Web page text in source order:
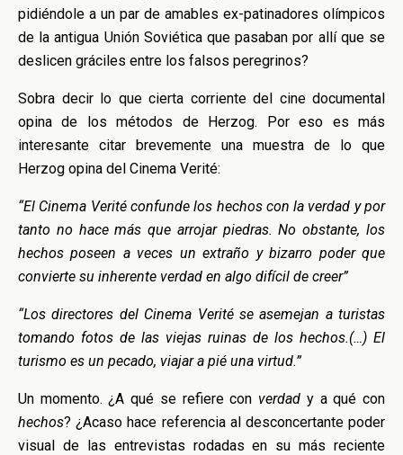
pidiéndole a un par de amables ex-patinadores olímpicos
de la antigua Unión Soviética que pasaban por allí que se
deslicen gráciles entre los falsos peregrinos?
Sobra decir lo que cierta corriente del cine documental
opina de los métodos de Herzog. Por eso es más
interesante citar brevemente una muestra de lo que
Herzog opina del Cinema Verité:
“El Cinema Verité confunde los hechos con la verdad y por
tanto no hace más que arrojar piedras. No obstante, los
hechos poseen a veces un extraño y bizarro poder que
convierte su inherente verdad en algo difícil de creer”
“Los directores del Cinema Verité se asemejan a turistas
tomando fotos de las viejas ruinas de los hechos.(…) El
turismo es un pecado, viajar a pié una virtud.”
Un momento. ¿A qué se refiere con verdad y a qué con
hechos? ¿Acaso hace referencia al desconcertante poder
visual de las entrevistas rodadas en su más reciente